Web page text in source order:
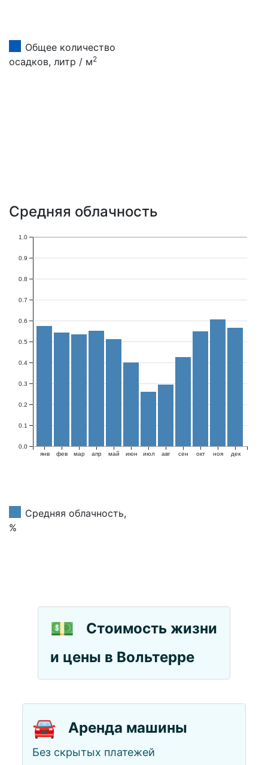
Общее количество
осадков, литр / м2
Средняя облачность
янв фев мар апр май июн июл авг сен окт ноя дек
0.0
0.1
0.2
0.3
0.4
0.5
0.6
0.7
0.8
0.9
1.0
Средняя облачность,
%
💵
Стоимость жизни
и цены в Вольтерре
🚘 Аренда машины
Без скрытых платежей